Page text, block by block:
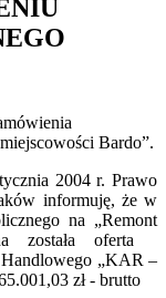
Bardo”.
2004 r. Prawo
informuję, że w
na „Remont
została oferta
Handlowego „KAR –
zł - brutto